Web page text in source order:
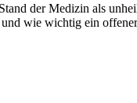
der Medizin als
wie wichtig ein